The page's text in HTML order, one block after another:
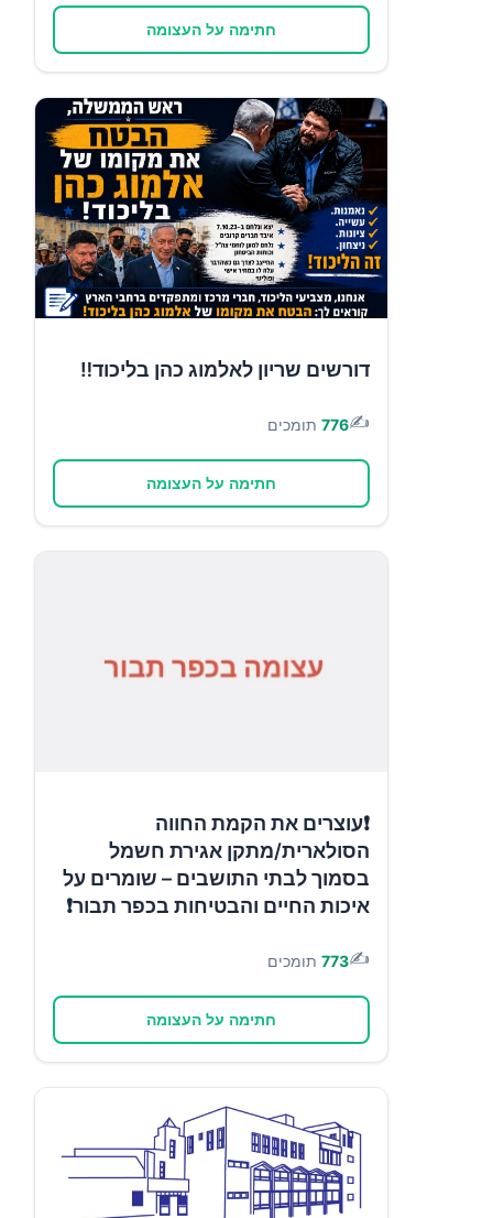
חתימה על העצומה
דורשים שריון לאלמוג כהן בליכוד‼️
✍️
776 תומכים
חתימה על העצומה
❗עוצרים את הקמת החווה
הסולארית/מתקן אגירת חשמל
בסמוך לבתי התושבים – שומרים על
איכות החיים והבטיחות בכפר תבור❗
✍️
773 תומכים
חתימה על העצומה